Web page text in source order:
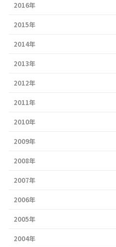
2016年
2015年
2014年
2013年
2012年
2011年
2010年
2009年
2008年
2007年
2006年
2005年
2004年